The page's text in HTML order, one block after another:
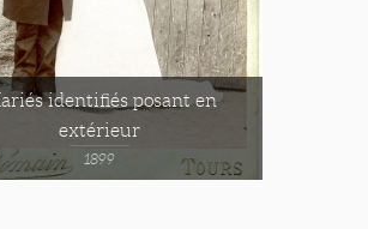
identifiés posant en
extérieur
1899